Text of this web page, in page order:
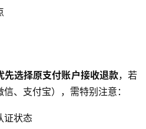
先选择原支付账户接收退款，若
、支付宝），需特别注意：
证状态